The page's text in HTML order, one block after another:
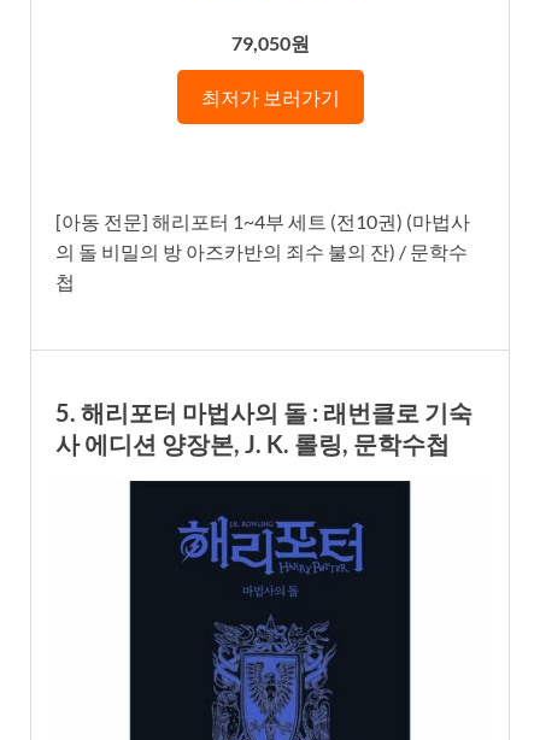
79,050원
최저가 보러가기
[아동 전문] 해리포터 1~4부 세트 (전10권) (마법사
의 돌 비밀의 방 아즈카반의 죄수 불의 잔) / 문학수
첩
5. 해리포터 마법사의 돌 : 래번클로 기숙
사 에디션 양장본, J. K. 롤링, 문학수첩